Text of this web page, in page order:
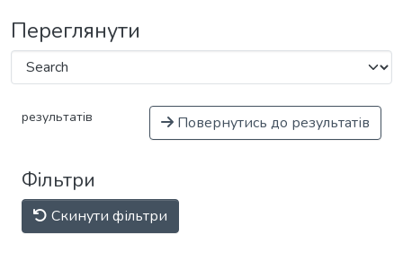
Переглянути
результатів Повернутись до результатів
Фільтри
Скинути фільтри